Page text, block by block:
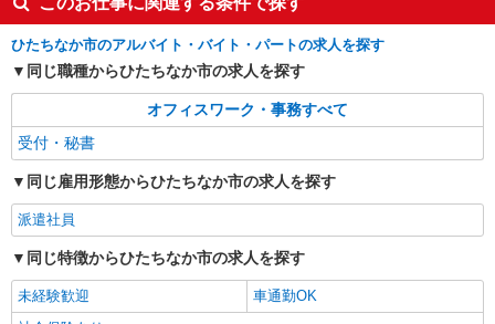
ひたちなか市のアルバイト・バイト・パートの求人を探す
同じ職種からひたちなか市の求人を探す
オフィスワーク・事務すべて
受付・秘書
同じ雇用形態からひたちなか市の求人を探す
派遣社員
同じ特徴からひたちなか市の求人を探す
未経験歓迎
車通勤OK